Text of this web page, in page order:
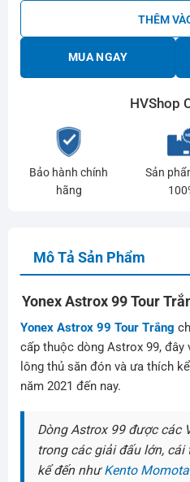
THÊM
MUA NGAY
HVShop
Bảo hành chính
hãng
Sản
Mô Tả Sản Phẩm
Yonex Astrox 99 Tour
Yonex Astrox 99 Tour Trắng
cấp thuộc dòng Astrox 99,
lông thủ săn đón và ưa thích
năm 2021 đến nay.
Dòng Astrox 99 được các
trong các giải đấu lớn,
kể đến nhưKento Momota